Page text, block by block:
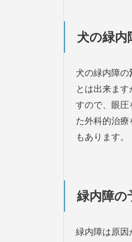
犬の緑内
犬の緑内障の
とは出来ま
すので、眼圧
た外科的治
もあります。
緑内障の
緑内障は原因